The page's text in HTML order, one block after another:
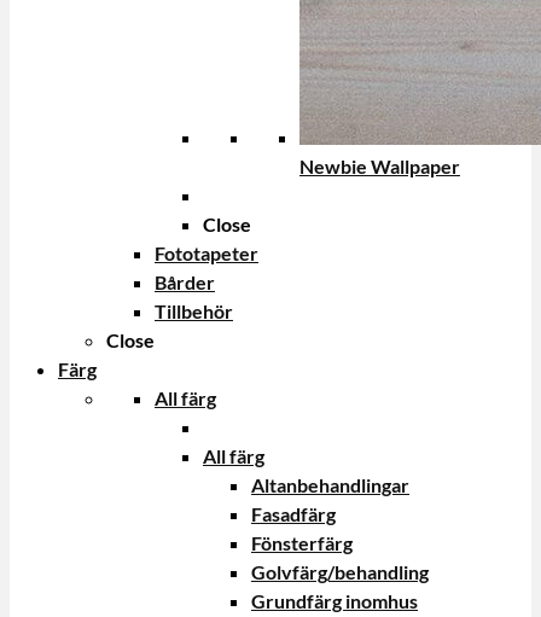
Newbie Wallpaper
Close
Fototapeter
Bårder
Tillbehör
Close
Färg
All färg
All färg
Altanbehandlingar
Fasadfärg
Fönsterfärg
Golvfärg/behandling
Grundfärg inomhus